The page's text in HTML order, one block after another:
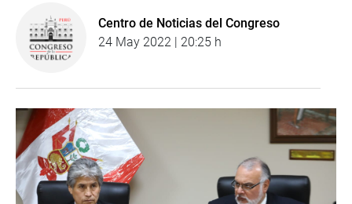
Centro de Noticias del Congreso
24 May 2022 | 20:25 h